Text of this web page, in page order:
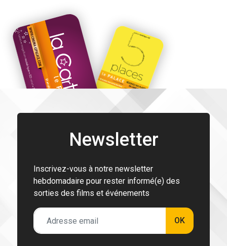
Newsletter
Inscrivez-vous à notre newsletter
hebdomadaire pour rester informé(e) des
sorties des films et événements
OK